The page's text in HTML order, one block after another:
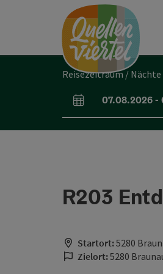
Zum InhaltAccesskey
[0]
Zur NavigationAccesskey
Zum Seitenanfang Accesskey
Reisezeitraum / Nächte
An- und Abreisefelder
07.08.2026-
R203
Startort:5280
Zielort:5280